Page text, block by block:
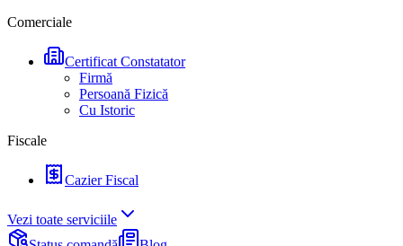
Comerciale
Certificat Constatator
Firmă
Persoană Fizică
Cu Istoric
Fiscale
Cazier Fiscal
Vezi toate serviciile